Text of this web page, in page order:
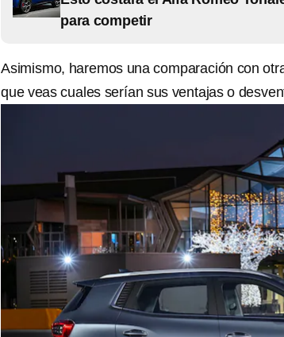
para competir
Asimismo, haremos una comparación con
que veas cuales serían sus ventajas o